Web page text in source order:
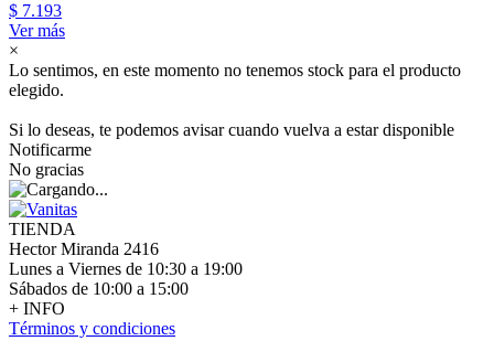
$ 7.193
Ver más
×
Lo sentimos, en este momento no tenemos stock para el producto
elegido.
Si lo deseas, te podemos avisar cuando vuelva a estar disponible
Notificarme
No gracias
TIENDA
Hector Miranda 2416
Lunes a Viernes de 10:30 a 19:00
Sábados de 10:00 a 15:00
+ INFO
Términos y condiciones